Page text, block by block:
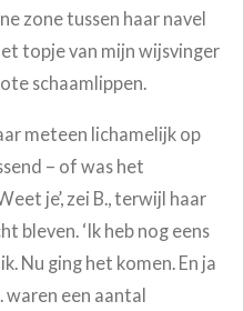
zone tussen haar navel
topje van mijn wijsvinger
schaamlippen.
meteen lichamelijk op
– of was het
je’, zei B., terwijl haar
bleven. ‘Ik heb nog eens
Nu ging het komen. En ja
waren een aantal